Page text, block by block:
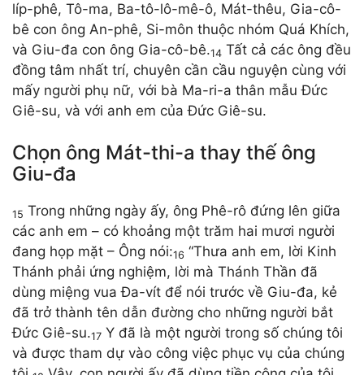
líp-phê, Tô-ma, Ba-tô-lô-mê-ô, Mát-thêu, Gia-cô-
bê con ông An-phê, Si-môn thuộc nhóm Quá Khích,
và Giu-đa con ông Gia-cô-bê.14 Tất cả các ông đều
đồng tâm nhất trí, chuyên cần cầu nguyện cùng với
mấy người phụ nữ, với bà Ma-ri-a thân mẫu Đức
Giê-su, và với anh em của Đức Giê-su.
Chọn ông Mát-thi-a thay thế ông
Giu-đa
15 Trong những ngày ấy, ông Phê-rô đứng lên giữa
các anh em – có khoảng một trăm hai mươi người
đang họp mặt – Ông nói:16 “Thưa anh em, lời Kinh
Thánh phải ứng nghiệm, lời mà Thánh Thần đã
dùng miệng vua Đa-vít để nói trước về Giu-đa, kẻ
đã trở thành tên dẫn đường cho những người bắt
Đức Giê-su.17 Y đã là một người trong số chúng tôi
và được tham dự vào công việc phục vụ của chúng